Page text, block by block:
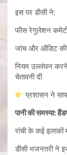
इस पर डीसी ने:
फीस रेगुलेशन
जांच और ऑडिट की
नियम उल्लंघन करने
चेतावनी दी
प्रशासन ने साफ
पानी की समस्या:
रांची के कई
डीसी भजनतरी ने